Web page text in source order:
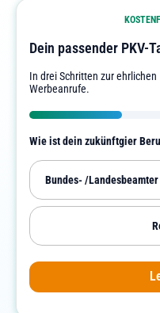
Dein passender PKV-
In drei Schritten zur
Werbeanrufe.
Wie ist dein zukünftgier
Bundes- /Landesbeamter